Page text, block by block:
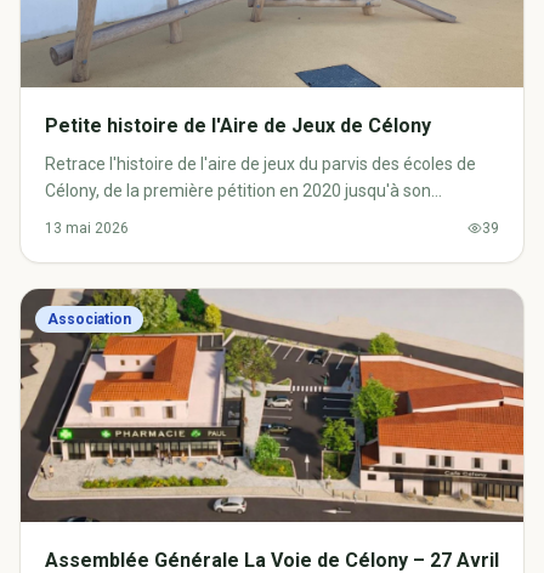
Petite histoire de l'Aire de Jeux de Célony
Retrace l'histoire de l'aire de jeux du parvis des écoles de
Célony, de la première pétition en 2020 jusqu'à son
13 mai 2026 39
Association
Assemblée Générale La Voie de Célony – 27 Avril